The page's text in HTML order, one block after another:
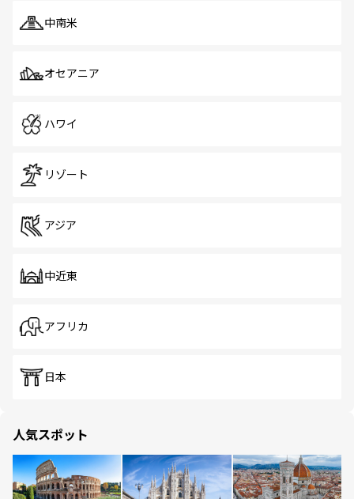
中南米
オセアニア
ハワイ
リゾート
アジア
中近東
アフリカ
日本
人気スポット